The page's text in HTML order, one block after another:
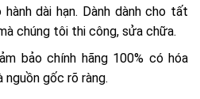
dài hạn. Dành dành cho tất
chúng tôi thi công, sửa chữa.
bảo chính hãng 100% có hóa
gốc rõ ràng.